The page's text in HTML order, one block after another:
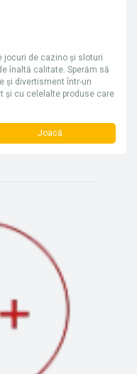
jocuri de cazino și sloturi
înaltă calitate. Sperăm să
și divertisment într-un
și cu celelalte produse care
Joacă